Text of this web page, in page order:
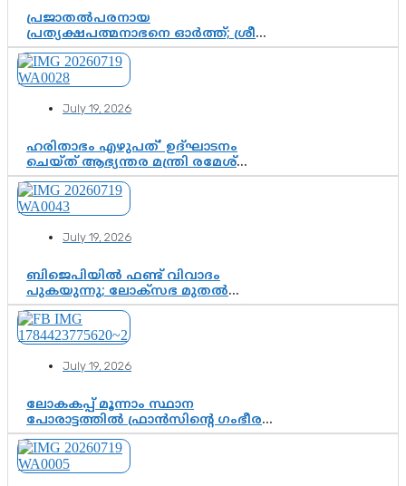
പ്രജാതൽപരനായ
പ്രത്യക്ഷപത്മനാഭനെ ഓർത്ത്; ശ്രീ
ചിത്തിര തിരുനാൾ മഹാരാജാവിന്റെ
35-ാം നാടുനീങ്ങൽ ദിനം ഇന്ന്
July 19, 2026
ഹരിതാഭം എഴുപത്’ ഉദ്ഘാടനം
ചെയ്ത് ആഭ്യന്തര മന്ത്രി രമേശ്
ചെന്നിത്തല; ആർ. ഹരികുമാറിന്റെ
സപ്തതി ആഘോഷങ്ങൾക്ക്
പ്രൗഢമായ തുടക്കം
July 19, 2026
ബിജെപിയിൽ ഫണ്ട് വിവാദം
പുകയുന്നു; ലോക്സഭ മുതൽ
നിയമസഭ വരെ 140 മണ്ഡലങ്ങളിലെ
ഫണ്ട് വിനിയോഗം
പരിശോധിക്കുമോ? കേന്ദ്രത്തിനും
ഘടകത്തോട് അതൃപ്തി
July 19, 2026
ലോകകപ്പ് മൂന്നാം സ്ഥാന
പോരാട്ടത്തിൽ ഫ്രാൻസിന്റെ ഗംഭീര
തിരിച്ചുവരവ്; ഗോൾവേട്ടയിൽ
മെസ്സിയെ മറികടന്ന് എംബാപ്പെ